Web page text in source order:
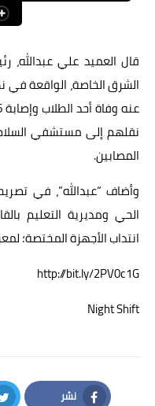
قال العميد علي
الشرق الخاصة، الواقعة في
المصابين.
وأضاف “عبدالله”، في
الحي ومديرية التعليم
انتداب الأجهزة المختصة؛
http://bit.ly/2PV0c1G
Night Shift
نشر